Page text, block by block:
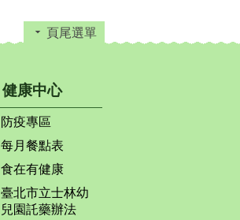
頁尾選單
健康中心
防疫專區
每月餐點表
食在有健康
臺北市立士林幼
兒園託藥辦法